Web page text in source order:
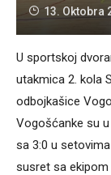
13. Oktobra
U sportskoj
utakmica 2. kola
odbojkašice
Vogošćanke su
sa 3:0 u
susret sa